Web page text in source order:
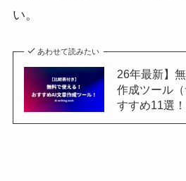
い。
あわせて読みたい
26年最新】
作成ツール
すすめ11選！